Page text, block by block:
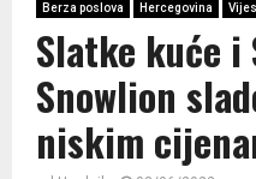
Berza poslova Hercegovina
Slatke kuće
Snowlion
niskim